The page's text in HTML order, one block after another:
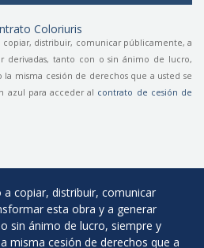
copiar, distribuir, comunicar públicamente, a
derivadas, tanto con o sin ánimo de lucro,
la misma cesión de derechos que a usted se
azul para acceder al contrato de cesión de
copiar, distribuir, comunicar
esta obra y a generar
sin ánimo de lucro, siempre y
misma cesión de derechos que a